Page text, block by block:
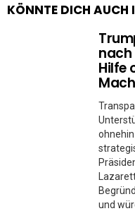
KÖNNTE DICH AUCH
Hilfe
und